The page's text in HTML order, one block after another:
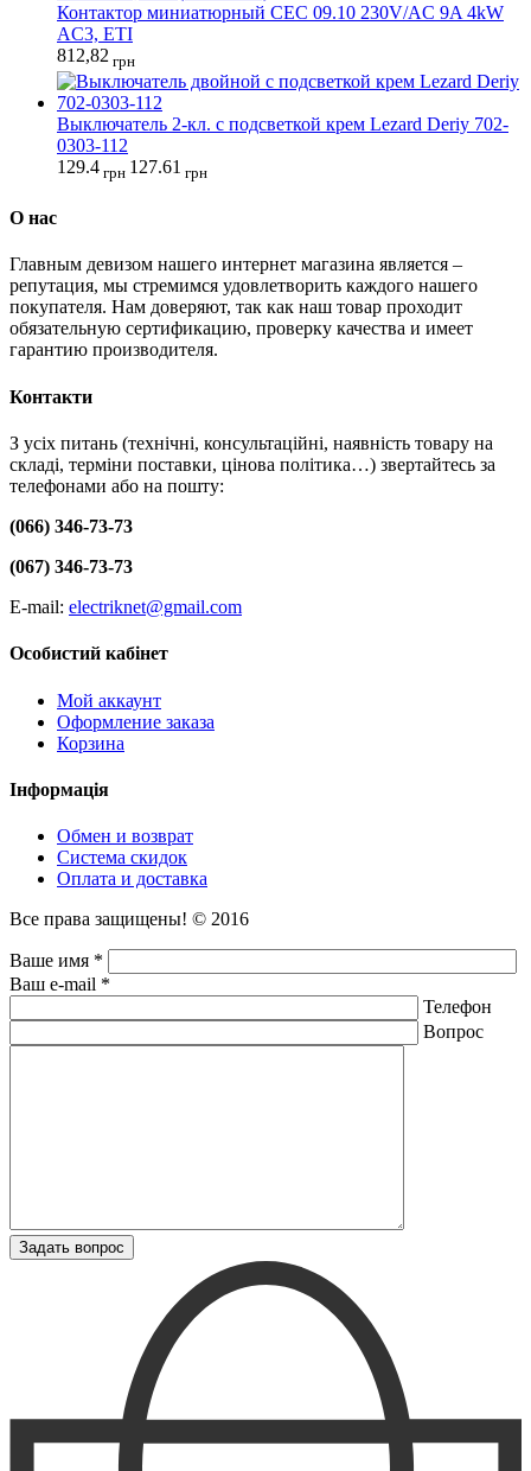
Контактор миниатюрный CEC 09.10 230V/AC 9A 4kW
AC3, ETI
812,82 грн
Выключатель 2-кл. с подсветкой крем Lezard Deriy 702-
0303-112
129.4 грн 127.61 грн
О нас
Главным девизом нашего интернет магазина является –
репутация, мы стремимся удовлетворить каждого нашего
покупателя. Нам доверяют, так как наш товар проходит
обязательную сертификацию, проверку качества и имеет
гарантию производителя.
Контакти
З усіх питань (технічні, консультаційні, наявність товару на
складі, терміни поставки, цінова політика…) звертайтесь за
телефонами або на пошту:
(066) 346-73-73
(067) 346-73-73
E-mail: electriknet@gmail.com
Особистий кабінет
Мой аккаунт
Оформление заказа
Корзина
Інформація
Обмен и возврат
Система скидок
Оплата и доставка
Все права защищены! © 2016
Ваше имя *
Ваш e-mail *
Телефон
Вопрос